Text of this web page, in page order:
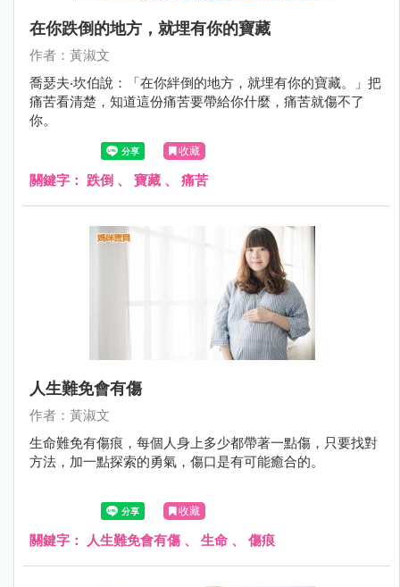
在你跌倒的地方，就埋有你的寶藏
作者：黃淑文
喬瑟夫‧坎伯說：「在你絆倒的地方，就埋有你的寶藏。」把
痛苦看清楚，知道這份痛苦要帶給你什麼，痛苦就傷不了
你。
收藏
關鍵字： 跌倒 、 寶藏 、 痛苦
人生難免會有傷
作者：黃淑文
生命難免有傷痕，每個人身上多少都帶著一點傷，只要找對
方法，加一點探索的勇氣，傷口是有可能癒合的。
收藏
關鍵字： 人生難免會有傷 、 生命 、 傷痕